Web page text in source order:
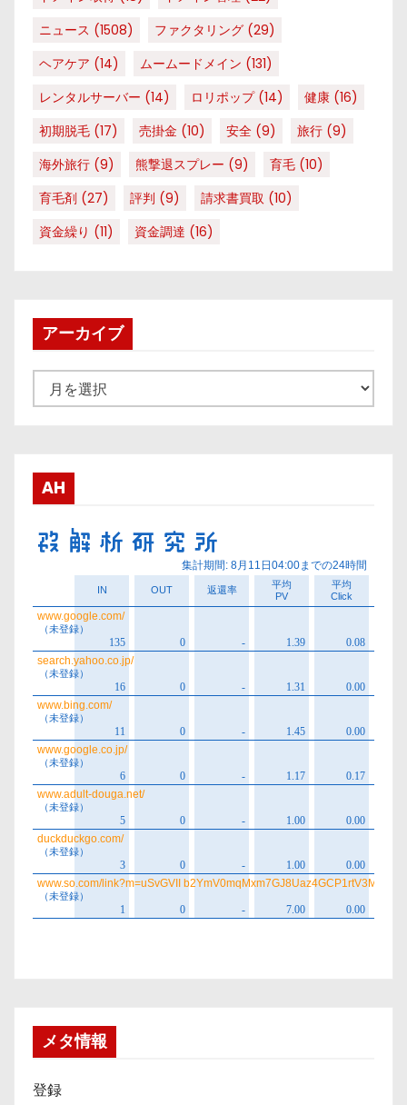
ニュース (1508) ファクタリング (29)
ヘアケア (14) ムームードメイン (131)
レンタルサーバー (14) ロリポップ(14) 健康 (16)
初期脱毛 (17) 売掛金 (10) 安全 (9) 旅行 (9)
海外旅行 (9) 熊撃退スプレー (9) 育毛 (10)
育毛剤 (27) 評判 (9) 請求書買取 (10)
資金繰り (11) 資金調達 (16)
アーカイブ
ー
ブ
AH
メタ情報
登録